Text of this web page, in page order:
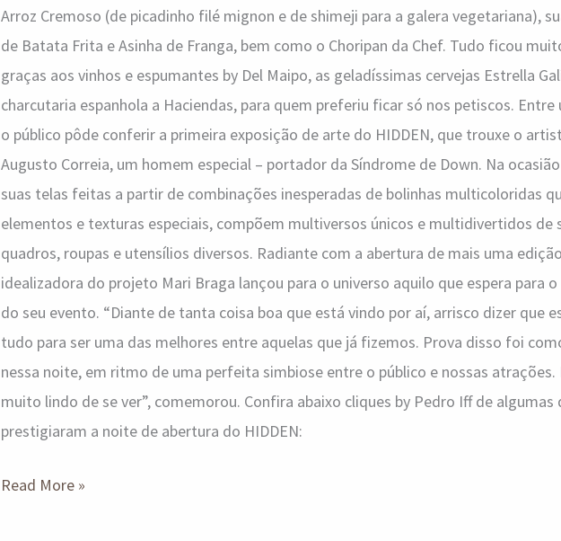
Arroz Cremoso (de picadinho filé mignon e de shimeji para a galera vegetariana),
de Batata Frita e Asinha de Franga, bem como o Choripan da Chef. Tudo ficou
graças aos vinhos e espumantes by Del Maipo, as geladíssimas cervejas Estrella
charcutaria espanhola a Haciendas, para quem preferiu ficar só nos petiscos.
o público pôde conferir a primeira exposição de arte do HIDDEN, que trouxe o
Augusto Correia, um homem especial – portador da Síndrome de Down. Na
suas telas feitas a partir de combinações inesperadas de bolinhas multicoloridas
elementos e texturas especiais, compõem multiversos únicos e multidivertidos de
quadros, roupas e utensílios diversos. Radiante com a abertura de mais uma
idealizadora do projeto Mari Braga lançou para o universo aquilo que espera para
do seu evento. “Diante de tanta coisa boa que está vindo por aí, arrisco dizer que
tudo para ser uma das melhores entre aquelas que já fizemos. Prova disso foi
nessa noite, em ritmo de uma perfeita simbiose entre o público e nossas
muito lindo de se ver”, comemorou. Confira abaixo cliques by Pedro Iff de algumas
prestigiaram a noite de abertura do HIDDEN:
Read More »